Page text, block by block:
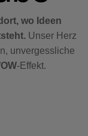
wo Ideen
Unser Herz
unvergessliche
-Effekt.